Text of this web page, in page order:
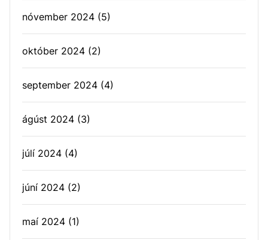
nóvember 2024 (5)
október 2024 (2)
september 2024 (4)
ágúst 2024 (3)
júlí 2024 (4)
júní 2024 (2)
maí 2024 (1)